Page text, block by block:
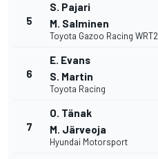
5
S. Pajari
M. Salminen
Toyota Gazoo Racing WRT2
6
E. Evans
S. Martin
Toyota Racing
7
O. Tänak
M. Järveoja
Hyundai Motorsport